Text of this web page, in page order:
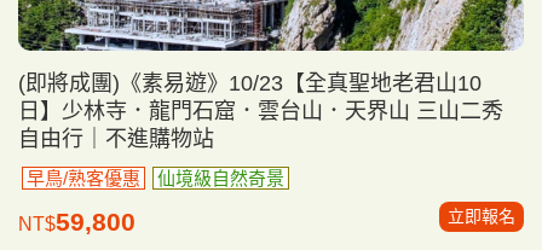
(即將成團)《素易遊》10/23【全真聖地老君山10
日】少林寺．龍門石窟．雲台山．天界山 三山二秀
自由行｜不進購物站
早鳥/熟客優惠 仙境級自然奇景
NT$59,800 立即報名